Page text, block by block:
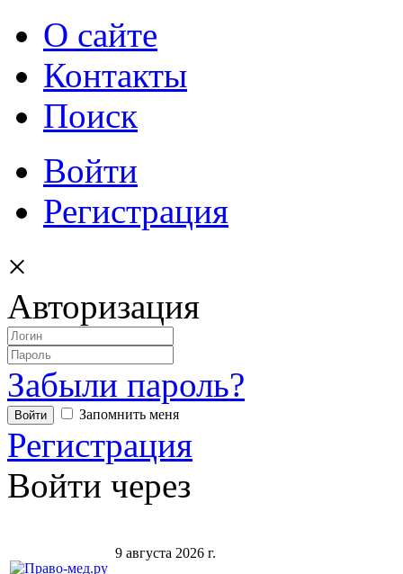
О сайте
Контакты
Поиск
Войти
Регистрация
×
Авторизация
Забыли пароль?
Запомнить меня
Регистрация
Войти через
9 августа 2026 г.